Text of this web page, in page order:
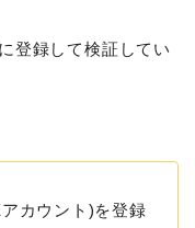
に登録して検証してい
カウント)を登録